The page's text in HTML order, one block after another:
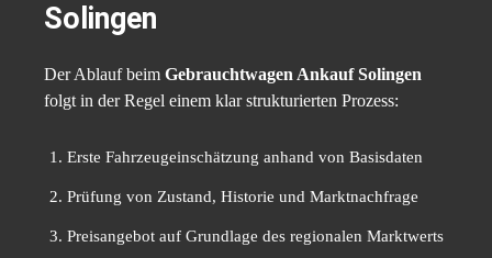
Solingen
Der Ablauf beim Gebrauchtwagen Ankauf Solingen
folgt in der Regel einem klar strukturierten Prozess:
Erste Fahrzeugeinschätzung anhand von Basisdaten
Prüfung von Zustand, Historie und Marktnachfrage
Preisangebot auf Grundlage des regionalen Marktwerts